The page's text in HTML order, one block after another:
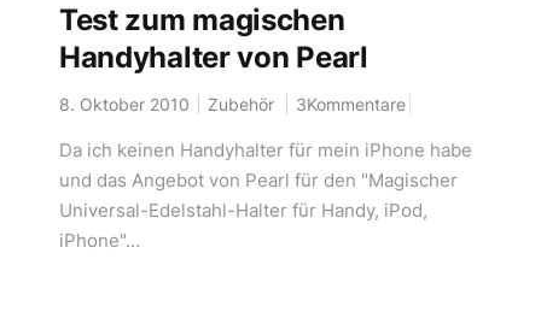
Test zum magischen
Handyhalter von Pearl
8. Oktober 2010 Zubehör 3Kommentare
Da ich keinen Handyhalter für mein iPhone habe
und das Angebot von Pearl für den "Magischer
Universal-Edelstahl-Halter für Handy, iPod,
iPhone"...